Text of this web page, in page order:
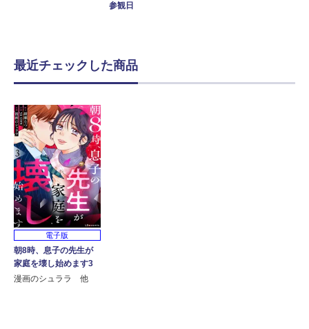
参観日
最近チェックした商品
電子版
朝8時、息子の先生が
家庭を壊し始めます3
漫画のシュララ 他